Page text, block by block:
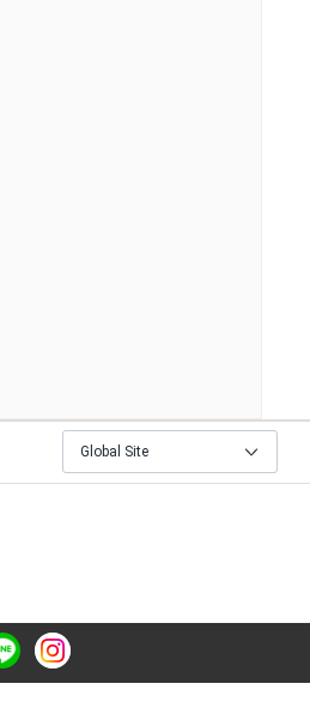
Global Site